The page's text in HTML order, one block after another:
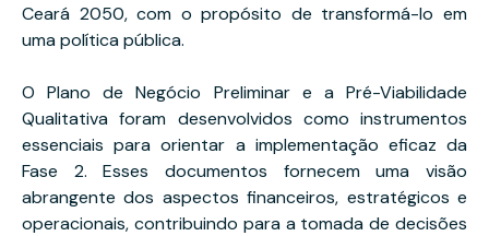
Ceará 2050, com o propósito de transformá-lo em
uma política pública.
O Plano de Negócio Preliminar e a Pré-Viabilidade
Qualitativa foram desenvolvidos como instrumentos
essenciais para orientar a implementação eficaz da
Fase 2. Esses documentos fornecem uma visão
abrangente dos aspectos financeiros, estratégicos e
operacionais, contribuindo para a tomada de decisões